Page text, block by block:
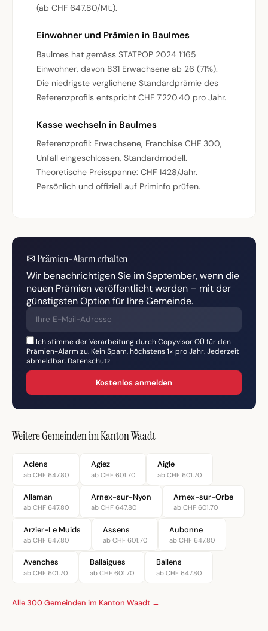
(ab CHF 647.80/Mt.).
Einwohner und Prämien in Baulmes
Baulmes hat gemäss STATPOP 2024 1’165
Einwohner, davon 831 Erwachsene ab 26 (71%).
Die niedrigste verglichene Standardprämie des
Referenzprofils entspricht CHF 7'220.40 pro Jahr.
Kasse wechseln in Baulmes
Referenzprofil: Erwachsene, Franchise CHF 300,
Unfall eingeschlossen, Standardmodell.
Theoretische Preisspanne: CHF 1428/Jahr.
Persönlich und offiziell auf Priminfo prüfen.
✉Prämien-Alarm erhalten
Wir benachrichtigen Sie im September, wenn die
neuen Prämien veröffentlicht werden – mit der
günstigsten Option für Ihre Gemeinde.
Ich stimme der Verarbeitung durch Copyvisor OÜ für den
Prämien-Alarm zu. Kein Spam, höchstens 1× pro Jahr. Jederzeit
abmeldbar. Datenschutz
Kostenlos anmelden
Weitere Gemeinden im Kanton Waadt
Aclens
ab CHF 647.80
Agiez
ab CHF 601.70
Aigle
ab CHF 601.70
Allaman
ab CHF 647.80
Arnex-sur-Nyon
ab CHF 647.80
Arnex-sur-Orbe
ab CHF 601.70
Arzier-Le Muids
ab CHF 647.80
Assens
ab CHF 601.70
Aubonne
ab CHF 647.80
Avenches
ab CHF 601.70
Ballaigues
ab CHF 601.70
Ballens
ab CHF 647.80
Alle 300 Gemeinden im Kanton Waadt →